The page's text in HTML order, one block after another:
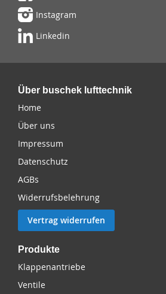
Instagram
Linkedin
Über buschek lufttechnik
Home
Über uns
Impressum
Datenschutz
AGBs
Widerrufsbelehrung
Vertrag widerrufen
Produkte
Klappenantriebe
Ventile